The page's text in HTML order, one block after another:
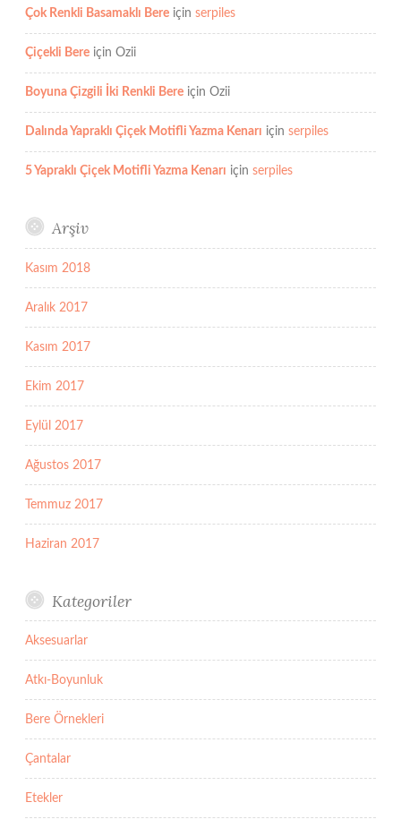
Çok Renkli Basamaklı Bere için serpiles
Çiçekli Bere için Ozii
Boyuna Çizgili İki Renkli Bere için Ozii
Dalında Yapraklı Çiçek Motifli Yazma Kenarı için serpiles
5 Yapraklı Çiçek Motifli Yazma Kenarı için serpiles
Arşiv
Kasım 2018
Aralık 2017
Kasım 2017
Ekim 2017
Eylül 2017
Ağustos 2017
Temmuz 2017
Haziran 2017
Kategoriler
Aksesuarlar
Atkı-Boyunluk
Bere Örnekleri
Çantalar
Etekler